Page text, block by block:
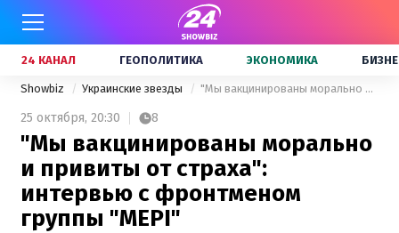
24 КАНАЛ ГЕОПОЛИТИКА ЭКОНОМИКА
Showbiz Украинские звезды "Мы вакцинированы морально и привиты от страха": интервью с фронтменом группы "МЕРІ"
25 октября, 20:30 8
"Мы вакцинированы морально
и привиты от страха":
интервью с фронтменом
группы "МЕРІ"